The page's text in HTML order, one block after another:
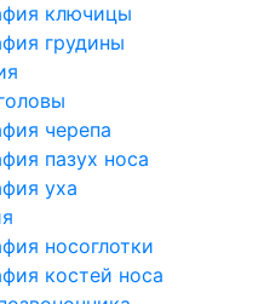
ключицы
грудины
черепа
пазух носа
уха
носоглотки
костей носа